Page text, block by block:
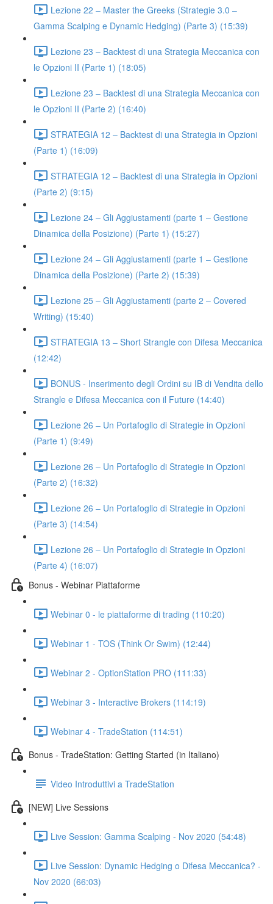
Lezione 22 – Master the Greeks (Strategie 3.0 –
Gamma Scalping e Dynamic Hedging) (Parte 3) (15:39)
Lezione 23 – Backtest di una Strategia Meccanica con
le Opzioni II (Parte 1) (18:05)
Lezione 23 – Backtest di una Strategia Meccanica con
le Opzioni II (Parte 2) (16:40)
STRATEGIA 12 – Backtest di una Strategia in Opzioni
(Parte 1) (16:09)
STRATEGIA 12 – Backtest di una Strategia in Opzioni
(Parte 2) (9:15)
Lezione 24 – Gli Aggiustamenti (parte 1 – Gestione
Dinamica della Posizione) (Parte 1) (15:27)
Lezione 24 – Gli Aggiustamenti (parte 1 – Gestione
Dinamica della Posizione) (Parte 2) (15:39)
Lezione 25 – Gli Aggiustamenti (parte 2 – Covered
Writing) (15:40)
STRATEGIA 13 – Short Strangle con Difesa Meccanica
(12:42)
BONUS - Inserimento degli Ordini su IB di Vendita dello
Strangle e Difesa Meccanica con il Future (14:40)
Lezione 26 – Un Portafoglio di Strategie in Opzioni
(Parte 1) (9:49)
Lezione 26 – Un Portafoglio di Strategie in Opzioni
(Parte 2) (16:32)
Lezione 26 – Un Portafoglio di Strategie in Opzioni
(Parte 3) (14:54)
Lezione 26 – Un Portafoglio di Strategie in Opzioni
(Parte 4) (16:07)
Bonus - Webinar Piattaforme
Webinar 0 - le piattaforme di trading (110:20)
Webinar 1 - TOS (Think Or Swim) (12:44)
Webinar 2 - OptionStation PRO (111:33)
Webinar 3 - Interactive Brokers (114:19)
Webinar 4 - TradeStation (114:51)
Bonus - TradeStation: Getting Started (in Italiano)
Video Introduttivi a TradeStation
[NEW] Live Sessions
Live Session: Gamma Scalping - Nov 2020 (54:48)
Live Session: Dynamic Hedging o Difesa Meccanica? -
Nov 2020 (66:03)